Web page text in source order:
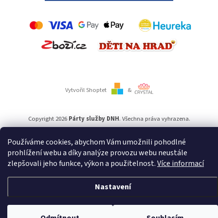
Používáme cookies, abychom Vám umožnili pohodlné
prohlížení webu a díky analýze provozu webu neustále
zlepšovali jeho funkce, výkon a použitelnost.Více informací
Nastavení
Vytvořil Shoptet &
Copyright 2026 Párty služby DNH. Všechna práva vyhrazena.
Používámeověření věku Adulto